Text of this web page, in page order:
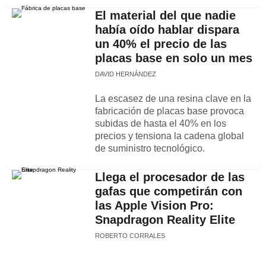
El material del que nadie
había oído hablar dispara
un 40% el precio de las
placas base en solo un mes
DAVID HERNÁNDEZ
La escasez de una resina clave en la
fabricación de placas base provoca
subidas de hasta el 40% en los
precios y tensiona la cadena global
de suministro tecnológico.
Llega el procesador de las
gafas que competirán con
las Apple Vision Pro:
Snapdragon Reality Elite
ROBERTO CORRALES